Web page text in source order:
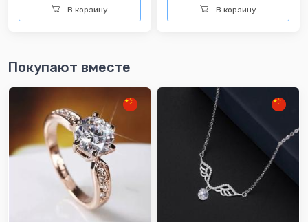
В корзину В корзину
Покупают вместе